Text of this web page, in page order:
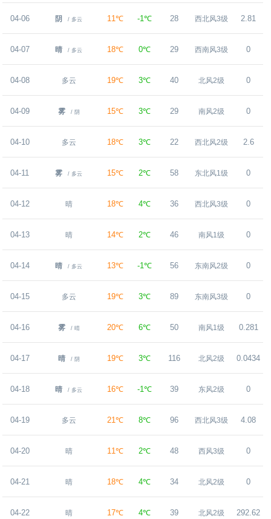
04-06 阴 / 多云 11℃ -1℃ 28 西北风3级 2.81
04-07 晴 / 多云 18℃ 0℃ 29 西南风3级 0
04-08 多云 19℃ 3℃ 40 北风2级 0
04-09 雾 / 阴 15℃ 3℃ 29 南风2级 0
04-10 多云 18℃ 3℃ 22 西北风2级 2.6
04-11 雾 / 多云 15℃ 2℃ 58 东北风1级 0
04-12 晴 18℃ 4℃ 36 西北风3级 0
04-13 晴 14℃ 2℃ 46 南风1级 0
04-14 晴 / 多云 13℃ -1℃ 56 东南风2级 0
04-15 多云 19℃ 3℃ 89 东南风3级 0
04-16 雾 / 晴 20℃ 6℃ 50 南风1级 0.281
04-17 晴 / 阴 19℃ 3℃ 116 北风2级 0.0434
04-18 晴 / 多云 16℃ -1℃ 39 东风2级 0
04-19 多云 21℃ 8℃ 96 西北风3级 4.08
04-20 晴 11℃ 2℃ 48 西风3级 0
04-21 晴 18℃ 4℃ 34 北风2级 0
04-22 晴 17℃ 4℃ 39 北风2级 292.62